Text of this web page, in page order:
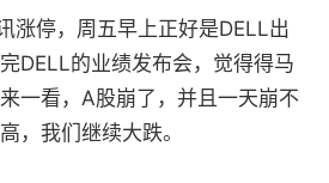
涨停，周五早上正好是DELL出
DELL的业绩发布会，觉得得马
一看，A股崩了，并且一天崩不
，我们继续大跌。